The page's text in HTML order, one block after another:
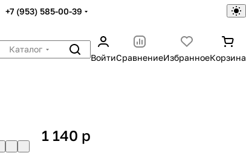
+7 (953) 585-00-39
Каталог
ВойтиСравнениеИзбранноеКорзина
1 140 p